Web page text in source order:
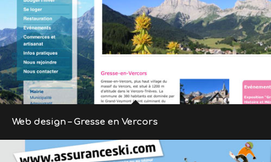
Web design – Gresse en Vercors